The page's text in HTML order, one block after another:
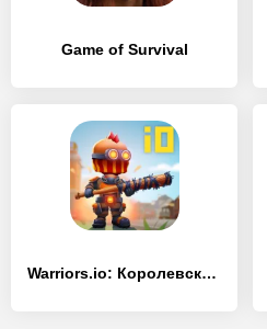
Game of Survival
Warriors.io: Королевская Битва